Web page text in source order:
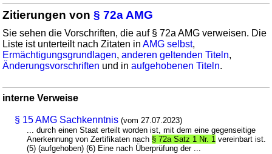
Zitierungen von§ 72a AMG
Sie sehen die Vorschriften, die auf § 72a AMG verweisen. Die
Liste ist unterteilt nach Zitaten inAMG selbst,
Ermächtigungsgrundlagen,anderen geltenden Titeln,
Änderungsvorschriften und inaufgehobenen Titeln.
interne Verweise
§ 15 AMG Sachkenntnis (vom 27.07.2023)
... durch einen Staat erteilt worden ist, mit dem eine gegenseitige
Anerkennung von Zertifikaten nach § 72a Satz 1 Nr. 1 vereinbart ist.
(5) (aufgehoben) (6) Eine nach Überprüfung der ...